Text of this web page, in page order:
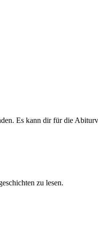
Es kann dir für die
zu lesen.